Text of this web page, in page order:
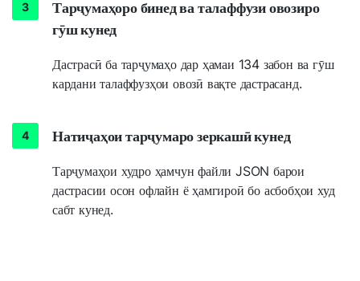
Тарҷумаҳоро бинед ва талаффузи овозиро
гӯш кунед
Дастрасӣ ба тарҷумаҳо дар ҳамаи 134 забон ва гӯш
кардани талаффузҳои овозӣ вақте дастрасанд.
Натиҷаҳои тарҷумаро зеркашӣ кунед
Тарҷумаҳои худро ҳамчун файли JSON барои
дастрасии осон офлайн ё ҳамгироӣ бо асбобҳои худ
сабт кунед.